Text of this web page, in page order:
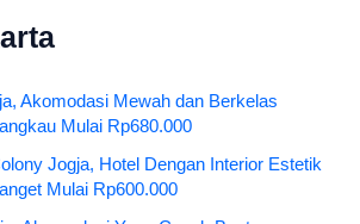
Akomodasi Mewah dan Berkelas
Mulai Rp680.000
Jogja, Hotel Dengan Interior Estetik
Mulai Rp600.000